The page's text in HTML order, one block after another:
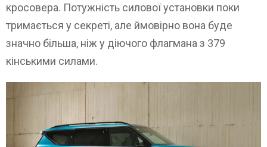
кросовера. Потужність силової установки поки
тримається у секреті, але ймовірно вона буде
значно більша, ніж у діючого флагмана з 379
кінськими силами.